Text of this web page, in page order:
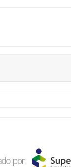
por: